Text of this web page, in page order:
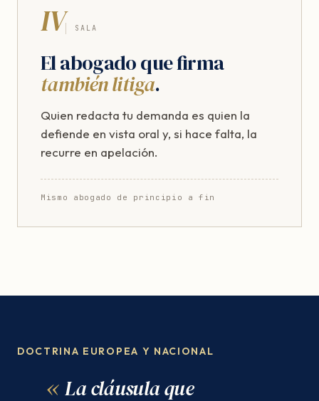
IV SALA
El abogado que firma
también litiga.
Quien redacta tu demanda es quien la
defiende en vista oral y, si hace falta, la
recurre en apelación.
Mismo abogado de principio a fin
DOCTRINA EUROPEA Y NACIONAL
La cláusula que